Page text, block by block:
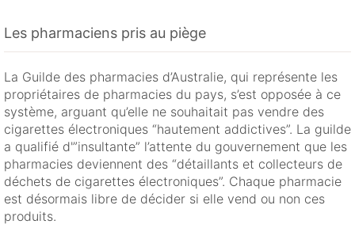
Les pharmaciens pris au piège
La Guilde des pharmacies d’Australie, qui représente les
propriétaires de pharmacies du pays, s’est opposée à ce
système, arguant qu’elle ne souhaitait pas vendre des
cigarettes électroniques “hautement addictives”. La guilde
a qualifié d'”insultante” l’attente du gouvernement que les
pharmacies deviennent des “détaillants et collecteurs de
déchets de cigarettes électroniques”. Chaque pharmacie
est désormais libre de décider si elle vend ou non ces
produits.